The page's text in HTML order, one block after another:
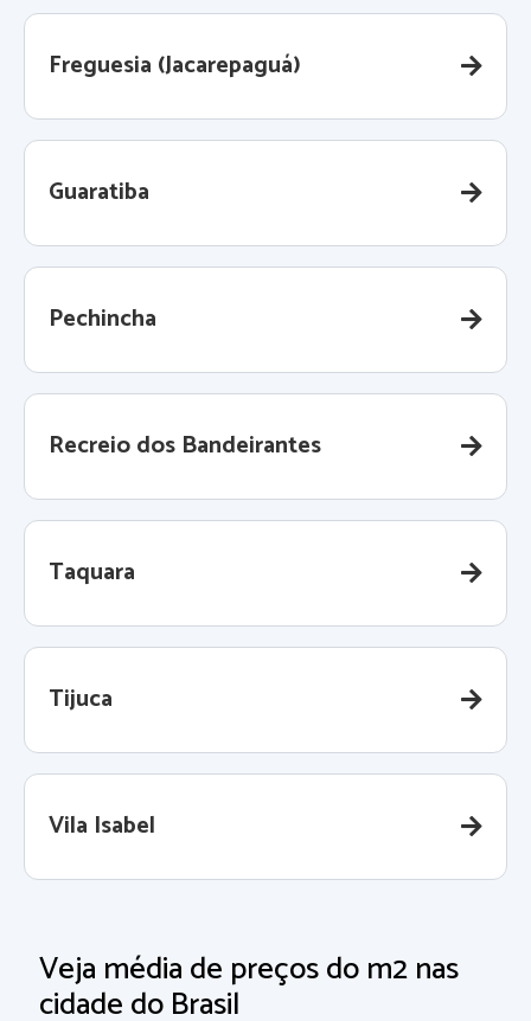
Freguesia (Jacarepaguá)
Guaratiba
Pechincha
Recreio dos Bandeirantes
Taquara
Tijuca
Vila Isabel
Veja média de preços do m2 nas
cidade do Brasil